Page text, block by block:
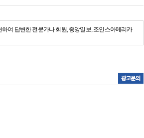
여 답변한 전문가나 회원, 중앙일보, 조인스아메리카